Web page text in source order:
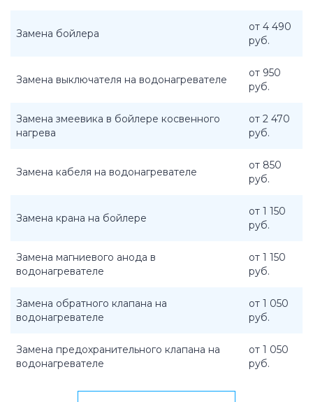
Замена бойлера
от 4 490
руб.
Замена выключателя на водонагревателе
от 950
руб.
Замена змеевика в бойлере косвенного
нагрева
от 2 470
руб.
Замена кабеля на водонагревателе
от 850
руб.
Замена крана на бойлере
от 1 150
руб.
Замена магниевого анода в
водонагревателе
от 1 150
руб.
Замена обратного клапана на
водонагревателе
от 1 050
руб.
Замена предохранительного клапана на
водонагревателе
от 1 050
руб.